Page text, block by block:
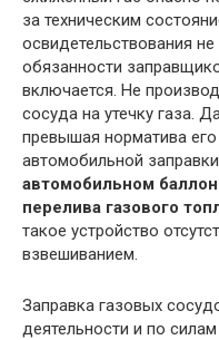
за техническим
освидетельствования
обязанности
включается. Не
сосуда на утечку газа.
превышая норматива
автомобильной
автомобильном
перелива газового
такое устройство
взвешиванием.
Заправка газовых
деятельности и по